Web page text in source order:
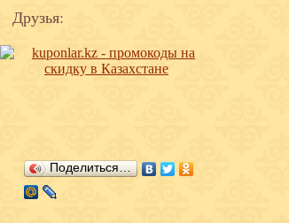
Друзья:
Поделиться…